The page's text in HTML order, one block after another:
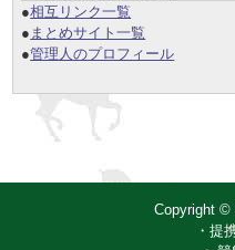
●相互リンク一覧
● まとめサイト一覧
●管理人のプロフィール
Copyright ©
・提